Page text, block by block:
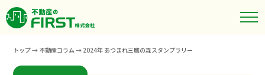
トップ→ 不動産コラム→ 2024年 あつまれ三鷹の森スタンプラリー